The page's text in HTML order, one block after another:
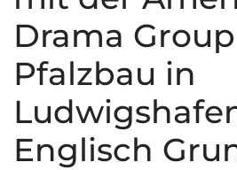
Drama
Pfalzbau in
Englisch